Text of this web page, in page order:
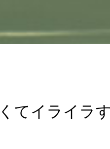
てイライラ